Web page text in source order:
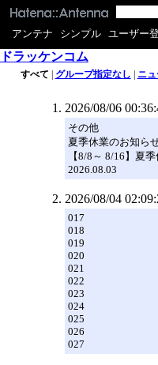
アンテナ シンプル ユーザー
ドラッケンコム
すべて | グループ指定なし | ニ
2026/08/06
その他
夏季休業のお知ら
【8/8～ 8/16】夏
2026.08.03
2026/08/04
017
018
019
020
021
022
023
024
025
026
027